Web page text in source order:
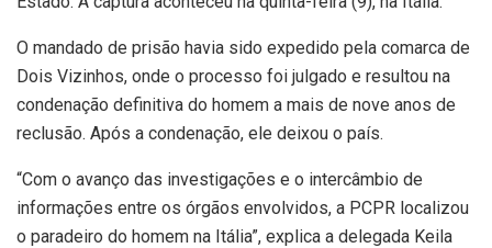
O mandado de prisão havia sido expedido pela comarca de
Dois Vizinhos, onde o processo foi julgado e resultou na
condenação definitiva do homem a mais de nove anos de
reclusão. Após a condenação, ele deixou o país.
“Com o avanço das investigações e o intercâmbio de
informações entre os órgãos envolvidos, a PCPR localizou
o paradeiro do homem na Itália”, explica a delegada Keila